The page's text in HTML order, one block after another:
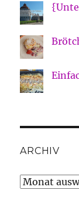
ARCHIV
Archiv